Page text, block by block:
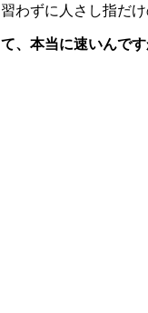
ずに人さし指だけ
、本当に速いんです